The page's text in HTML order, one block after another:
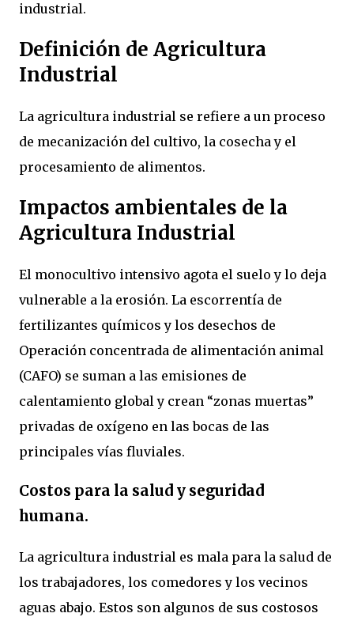
industrial.
Definición de Agricultura
Industrial
La agricultura industrial se refiere a un proceso
de mecanización del cultivo, la cosecha y el
procesamiento de alimentos.
Impactos ambientales de la
Agricultura Industrial
El monocultivo intensivo agota el suelo y lo deja
vulnerable a la erosión. La escorrentía de
fertilizantes químicos y los desechos de
Operación concentrada de alimentación animal
(CAFO) se suman a las emisiones de
calentamiento global y crean “zonas muertas”
privadas de oxígeno en las bocas de las
principales vías fluviales.
Costos para la salud y seguridad
humana.
La agricultura industrial es mala para la salud de
los trabajadores, los comedores y los vecinos
aguas abajo. Estos son algunos de sus costosos